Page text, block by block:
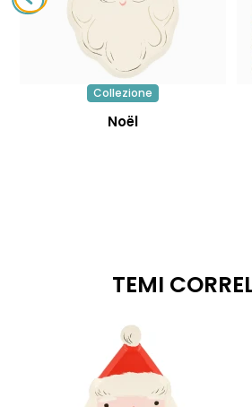
Collezione
Noël
TEMI